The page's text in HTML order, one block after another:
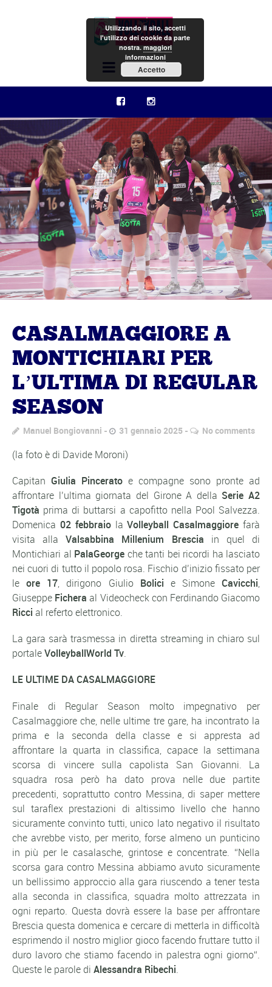
Menu
CASALMAGGIORE A
MONTICHIARI PER
L’ULTIMA DI REGULAR
SEASON
Manuel Bongiovanni 31 gennaio 2025 No comments
(la foto è di Davide Moroni)
Capitan Giulia Pincerato e compagne sono pronte ad
affrontare l’ultima giornata del Girone A della Serie A2
Tigotà prima di buttarsi a capofitto nella Pool Salvezza.
Domenica 02 febbraiolaVolleyball Casalmaggiore farà
visita allaValsabbina Millenium Brescia in quel di
Montichiari al PalaGeorge che tanti bei ricordi ha lasciato
nei cuori di tutto il popolo rosa. Fischio d’inizio fissato per
leore 17, dirigono Giulio Bolici e Simone Cavicchi,
Giuseppe Fichera al Videocheck con Ferdinando Giacomo
Ricci al referto elettronico.
La gara sarà trasmessa in diretta streaming in chiaro sul
portaleVolleyballWorld Tv.
LE ULTIME DA CASALMAGGIORE
Finale di Regular Season molto impegnativo per
Casalmaggiore che, nelle ultime tre gare, ha incontrato la
prima e la seconda della classe e si appresta ad
affrontare la quarta in classifica, capace la settimana
scorsa di vincere sulla capolista San Giovanni. La
squadra rosa però ha dato prova nelle due partite
precedenti, soprattutto contro Messina, di saper mettere
sul taraflex prestazioni di altissimo livello che hanno
sicuramente convinto tutti, unico lato negativo il risultato
che avrebbe visto, per merito, forse almeno un punticino
in più per le casalasche, grintose e concentrate. “Nella
scorsa gara contro Messina abbiamo avuto sicuramente
un bellissimo approccio alla gara riuscendo a tener testa
alla seconda in classifica, squadra molto attrezzata in
ogni reparto. Questa dovrà essere la base per affrontare
Brescia questa domenica e cercare di metterla in difficoltà
esprimendo il nostro miglior gioco facendo fruttare tutto il
duro lavoro che stiamo facendo in palestra ogni giorno“.
Queste le parole di Alessandra Ribechi.
Utilizzando il sito, accetti
l'utilizzo dei cookie da parte
nostra.maggiori
informazioni
Accetto